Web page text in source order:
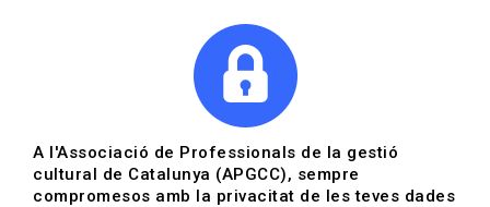
Actualitza't
Vols estar al dia?
A l'Associació de Professionals de la gestió
cultural de Catalunya (APGCC), sempre
compromesos amb la privacitat de les teves dades